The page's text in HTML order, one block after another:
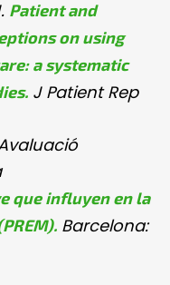
Patient and
on using
a systematic
J Patient Rep
que influyen en la
Barcelona: